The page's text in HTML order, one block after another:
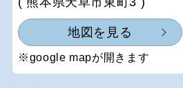
地図を見る
※google mapが開きます